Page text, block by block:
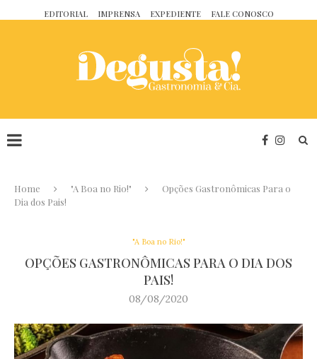
EDITORIAL IMPRENSA EXPEDIENTE FALE CONOSCO
Home "A Boa no Rio!"
Opções Gastronômicas Para o
Dia dos Pais!
"A Boa no Rio!"
OPÇÕES GASTRONÔMICAS PARA O DIA DOS
PAIS!
08/08/2020